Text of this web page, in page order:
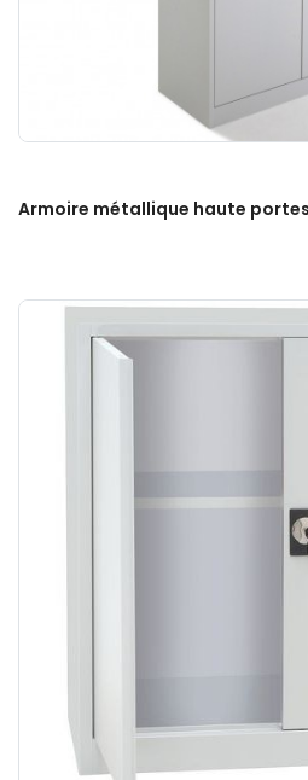
Armoire métallique haute